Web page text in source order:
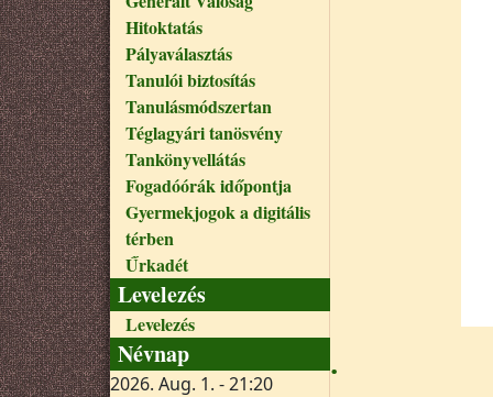
Hitoktatás
Pályaválasztás
Tanulói biztosítás
Tanulásmódszertan
Téglagyári tanösvény
Tankönyvellátás
Fogadóórák időpontja
Gyermekjogok a digitális
térben
Űrkadét
Levelezés
Levelezés
Névnap
2026. Aug. 1. - 21:20
.